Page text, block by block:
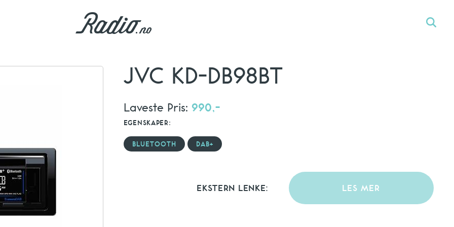
JVC KD-DB98BT
Laveste Pris: 990,-
EGENSKAPER:
BLUETOOTH DAB+
EKSTERN LENKE: LES MER